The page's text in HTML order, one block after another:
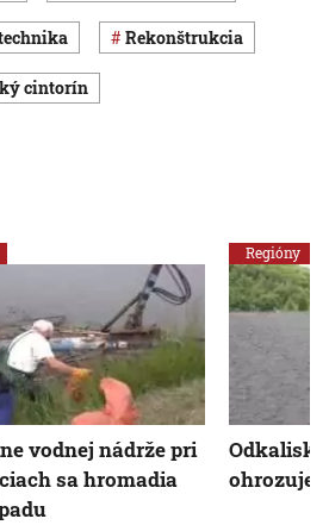
rekonštrukcia
cintorín
vodnej nádrže pri
sa hromadia
Regióny
ohrozuje